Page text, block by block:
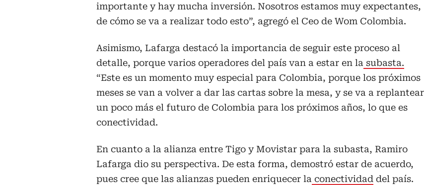
importante y hay mucha inversión. Nosotros estamos muy expectantes,
de cómo se va a realizar todo esto”, agregó el Ceo de Wom Colombia.
Asimismo, Lafarga destacó la importancia de seguir este proceso al
detalle, porque varios operadores del país van a estar en la subasta.
“Este es un momento muy especial para Colombia, porque los próximos
meses se van a volver a dar las cartas sobre la mesa, y se va a replantear
un poco más el futuro de Colombia para los próximos años, lo que es
conectividad.
En cuanto a la alianza entre Tigo y Movistar para la subasta, Ramiro
Lafarga dio su perspectiva. De esta forma, demostró estar de acuerdo,
pues cree que las alianzas pueden enriquecer la conectividad del país.